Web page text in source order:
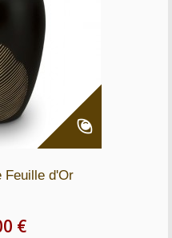
Feuille d'Or
€